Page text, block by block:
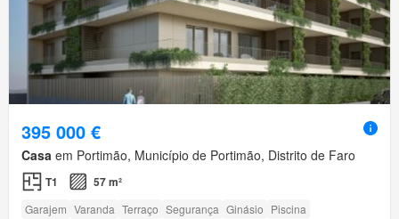
395 000 €
Casa em Portimão, Município de Portimão, Distrito de Faro
T1 57 m²
Garajem Varanda Terraço Segurança Ginásio Piscina